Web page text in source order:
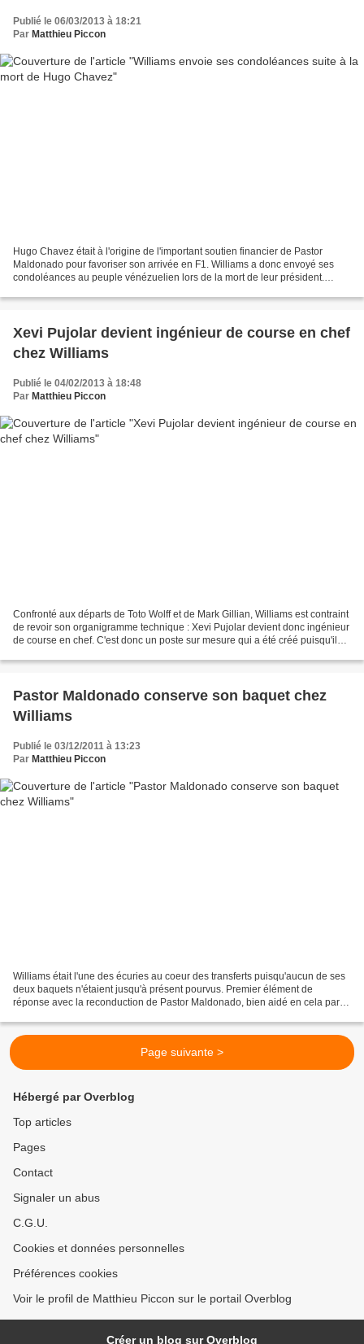
Publié le 06/03/2013 à 18:21
Par Matthieu Piccon
Hugo Chavez était à l'origine de l'important soutien financier de Pastor
Maldonado pour favoriser son arrivée en F1. Williams a donc envoyé ses
condoléances au peuple vénézuelien lors de la mort de leur président.
Xevi Pujolar devient ingénieur de course en chef
chez Williams
Publié le 04/02/2013 à 18:48
Par Matthieu Piccon
Confronté aux départs de Toto Wolff et de Mark Gillian, Williams est contraint
de revoir son organigramme technique : Xevi Pujolar devient donc ingénieur
de course en chef. C'est donc un poste sur mesure qui a été créé puisqu'il
Pastor Maldonado conserve son baquet chez
Williams
Publié le 03/12/2011 à 13:23
Par Matthieu Piccon
Williams était l'une des écuries au coeur des transferts puisqu'aucun de ses
deux baquets n'étaient jusqu'à présent pourvus. Premier élément de
réponse avec la reconduction de Pastor Maldonado, bien aidé en cela par le
Page suivante >
Hébergé par Overblog
Top articles
Pages
Contact
Signaler un abus
C.G.U.
Cookies et données personnelles
Préférences cookies
Voir le profil de Matthieu Piccon sur le portail Overblog
Créer un blog sur Overblog